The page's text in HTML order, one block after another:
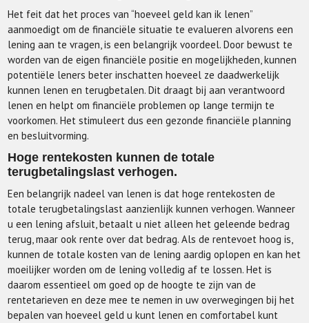
Het feit dat het proces van “hoeveel geld kan ik lenen”
aanmoedigt om de financiële situatie te evalueren alvorens een
lening aan te vragen, is een belangrijk voordeel. Door bewust te
worden van de eigen financiële positie en mogelijkheden, kunnen
potentiële leners beter inschatten hoeveel ze daadwerkelijk
kunnen lenen en terugbetalen. Dit draagt bij aan verantwoord
lenen en helpt om financiële problemen op lange termijn te
voorkomen. Het stimuleert dus een gezonde financiële planning
en besluitvorming.
Hoge rentekosten kunnen de totale
terugbetalingslast verhogen.
Een belangrijk nadeel van lenen is dat hoge rentekosten de
totale terugbetalingslast aanzienlijk kunnen verhogen. Wanneer
u een lening afsluit, betaalt u niet alleen het geleende bedrag
terug, maar ook rente over dat bedrag. Als de rentevoet hoog is,
kunnen de totale kosten van de lening aardig oplopen en kan het
moeilijker worden om de lening volledig af te lossen. Het is
daarom essentieel om goed op de hoogte te zijn van de
rentetarieven en deze mee te nemen in uw overwegingen bij het
bepalen van hoeveel geld u kunt lenen en comfortabel kunt